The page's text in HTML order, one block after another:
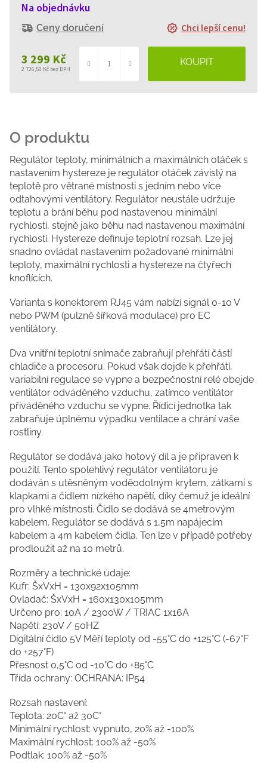
3 299 Kč
2 726,50 Kč bez DPH
cena:
Na objednávku
Ceny doručení Chci lepší cenu!
Regulátor teploty, minimálních a maximálních otáček s
nastavením hystereze je regulátor otáček závislý na
teplotě pro větrané místnosti s jedním nebo více
odtahovými ventilátory. Regulátor neustále udržuje
teplotu a brání běhu pod nastavenou minimální
rychlostí, stejně jako běhu nad nastavenou maximální
rychlostí. Hystereze definuje teplotní rozsah. Lze jej
snadno ovládat nastavením požadované minimální
teploty, maximální rychlosti a hystereze na čtyřech
knoflících.
Varianta s konektorem RJ45 vám nabízí signál 0-10 V
nebo PWM (pulzně šířková modulace) pro EC
ventilátory.
Dva vnitřní teplotní snímače zabraňují přehřátí částí
chladiče a procesoru. Pokud však dojde k přehřátí,
variabilní regulace se vypne a bezpečnostní relé obejde
ventilátor odváděného vzduchu, zatímco ventilátor
přiváděného vzduchu se vypne. Řídicí jednotka tak
zabraňuje úplnému výpadku ventilace a chrání vaše
rostliny.
Regulátor se dodává jako hotový díl a je připraven k
použití. Tento spolehlivý regulátor ventilátoru je
dodáván s utěsněným voděodolným krytem, zátkami s
klapkami a čidlem nízkého napětí, díky čemuž je ideální
pro vlhké místnosti. Čidlo se dodává se 4metrovým
kabelem. Regulátor se dodává s 1,5m napájecím
kabelem a 4m kabelem čidla. Ten lze v případě potřeby
prodloužit až na 10 metrů.
Rozměry a technické údaje:
Kufr: ŠxVxH = 130x92x105mm
Ovladač: ŠxVxH = 160x130x105mm
Určeno pro: 10A / 2300W / TRIAC 1x16A
Napětí: 230V / 50HZ
Digitální čidlo 5V Měří teploty od -55°C do +125°C (-67°F
do +257°F)
Přesnost 0,5°C od -10°C do +85°C
Třída ochrany: OCHRANA: IP54
Rozsah nastavení:
Teplota: 20C° až 30C°
Minimální rychlost: vypnuto, 20% až -100%
Maximální rychlost: 100% až -50%
Podtlak: 100% až -50%